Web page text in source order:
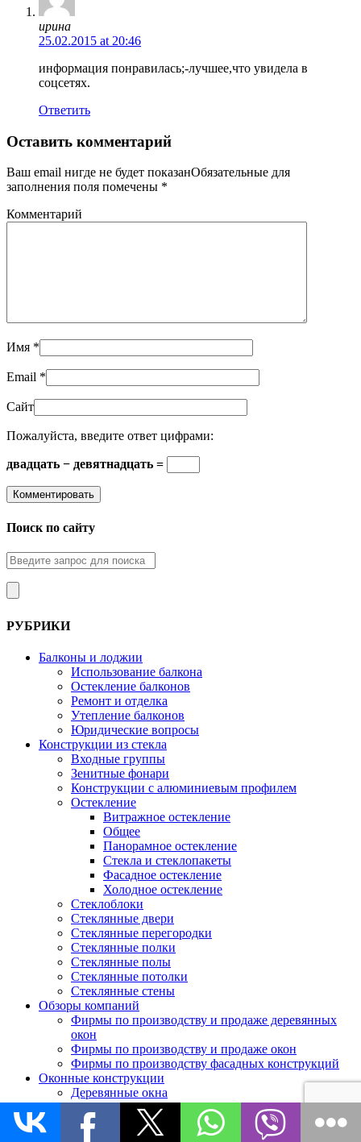
ирина
25.02.2015 at 20:46
информация понравилась;-лучшее,что увидела в
соцсетях.
Ответить
Оставить комментарий
Ваш email нигде не будет показанОбязательные для
заполнения поля помечены *
Комментарий
Имя *
Email *
Сайт
Пожалуйста, введите ответ цифрами:
двадцать − девятнадцать =
Поиск по сайту
РУБРИКИ
Балконы и лоджии
Использование балкона
Остекление балконов
Ремонт и отделка
Утепление балконов
Юридические вопросы
Конструкции из стекла
Входные группы
Зенитные фонари
Конструкции с алюминиевым профилем
Остекление
Витражное остекление
Общее
Панорамное остекление
Стекла и стеклопакеты
Фасадное остекление
Холодное остекление
Стеклоблоки
Стеклянные двери
Стеклянные перегородки
Стеклянные полки
Стеклянные полы
Стеклянные потолки
Стеклянные стены
Обзоры компаний
Фирмы по производству и продаже деревянных
окон
Фирмы по производству и продаже окон
Фирмы по производству фасадных конструкций
Оконные конструкции
Деревянные окна
Комплектующие
Мансардные окна